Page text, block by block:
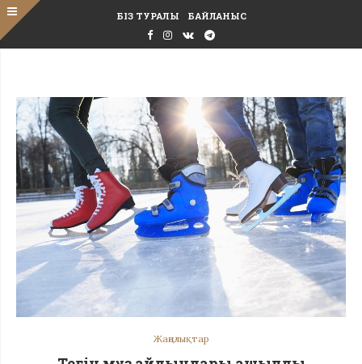
БІЗ ТУРАЛЫ БАЙЛАНЫС
Жаңалықтар